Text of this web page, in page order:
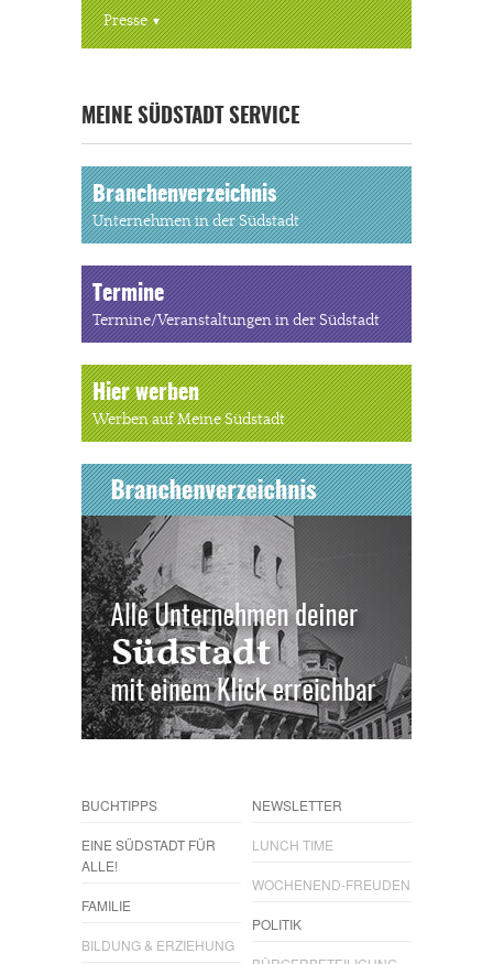
« ALLE VERANSTALTUNGEN
Presse
MEINE SÜDSTADT SERVICE
Branchenverzeichnis
Unternehmen in der Südstadt
Termine
Termine/Veranstaltungen in der Südstadt
Hier werben
Werben auf Meine Südstadt
BUCHTIPPS
EINE SÜDSTADT FÜR
ALLE!
FAMILIE
BILDUNG & ERZIEHUNG
NEWSLETTER
LUNCH TIME
WOCHENEND-FREUDEN
POLITIK